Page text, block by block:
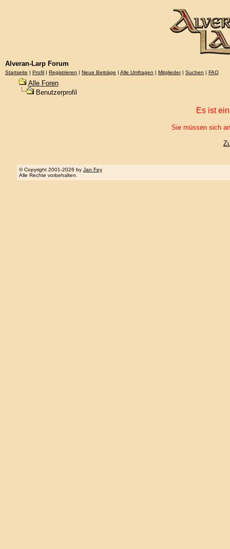
Alveran-Larp Forum
Startseite | Profil | Registrieren | Neue Beiträge | Alle Umfragen | Mitglieder| Suchen | FAQ
Alle Foren
Benutzerprofil
Es ist
Sie müssen sich
© Copyright 2001-2026 by Jan Fey
Alle Rechte vorbehalten.